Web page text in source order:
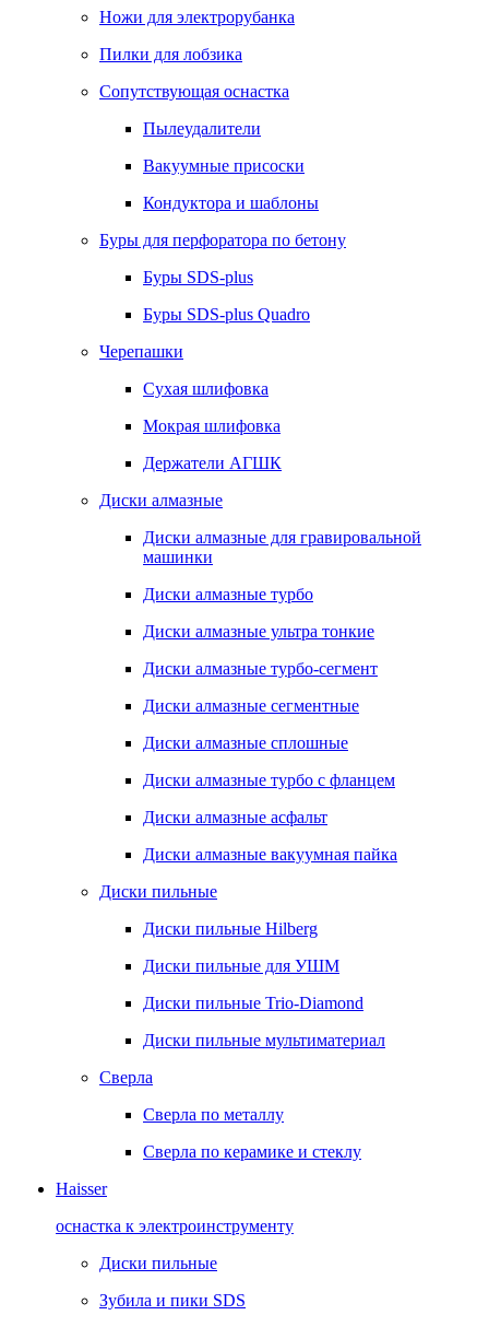
Ножи для электрорубанка
Пилки для лобзика
Сопутствующая оснастка
Пылеудалители
Вакуумные присоски
Кондуктора и шаблоны
Буры для перфоратора по бетону
Буры SDS-plus
Буры SDS-plus Quadro
Черепашки
Сухая шлифовка
Мокрая шлифовка
Держатели АГШК
Диски алмазные
Диски алмазные для гравировальной
машинки
Диски алмазные турбо
Диски алмазные ультра тонкие
Диски алмазные турбо-сегмент
Диски алмазные сегментные
Диски алмазные сплошные
Диски алмазные турбо с фланцем
Диски алмазные асфальт
Диски алмазные вакуумная пайка
Диски пильные
Диски пильные Hilberg
Диски пильные для УШМ
Диски пильные Trio-Diamond
Диски пильные мультиматериал
Сверла
Сверла по металлу
Сверла по керамике и стеклу
Haisser
оснастка к электроинструменту
Диски пильные
Зубила и пики SDS